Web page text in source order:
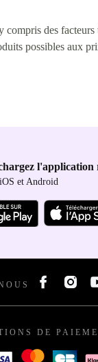
des facteurs
possibles aux
l'application
et Android
DE